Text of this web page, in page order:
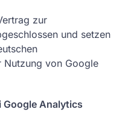
zur
und setzen
Nutzung von Google
Google Analytics